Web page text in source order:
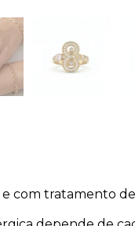
com tratamento